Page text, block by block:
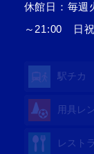
休館日：毎
～21:00 日
駅チカ
用具レ
レスト